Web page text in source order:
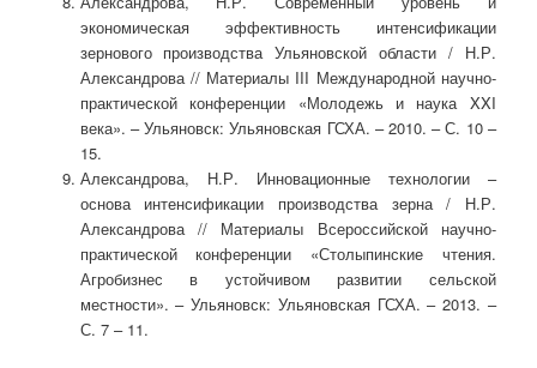
экономическая эффективность интенсификации
зернового производства Ульяновской области / Н.Р.
Александрова // Материалы III Международной научно-
практической конференции «Молодежь и наука XXI
века». – Ульяновск: Ульяновская ГСХА. – 2010. – С. 10 –
15.
Александрова, Н.Р. Инновационные технологии –
основа интенсификации производства зерна / Н.Р.
Александрова // Материалы Всероссийской научно-
практической конференции «Столыпинские чтения.
Агробизнес в устойчивом развитии сельской
местности». – Ульяновск: Ульяновская ГСХА. – 2013. –
С. 7 – 11.